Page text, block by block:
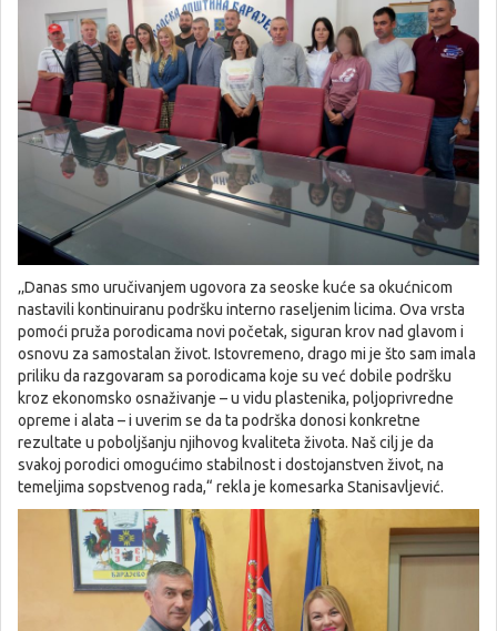
‚‚Danas smo uručivanjem ugovora za seoske kuće sa okućnicom
nastavili kontinuiranu podršku interno raseljenim licima. Ova vrsta
pomoći pruža porodicama novi početak, siguran krov nad glavom i
osnovu za samostalan život. Istovremeno, drago mi je što sam imala
priliku da razgovaram sa porodicama koje su već dobile podršku
kroz ekonomsko osnaživanje – u vidu plastenika, poljoprivredne
opreme i alata – i uverim se da ta podrška donosi konkretne
rezultate u poboljšanju njihovog kvaliteta života. Naš cilj je da
svakoj porodici omogućimo stabilnost i dostojanstven život, na
temeljima sopstvenog rada,“ rekla je komesarka Stanisavljević.